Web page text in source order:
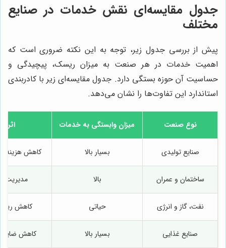
جدول مقایسه‌ای نقش خدمات در صنایع
مختلف
پیش از بررسی جدول زیر، توجه به این نکته ضروری است که
اهمیت خدمات در هر صنعت به میزان ریسک، پیچیدگی و
حساسیت آن حوزه بستگی دارد. جدول مقایسه‌ای زیر با کادربندی
استاندارد این تفاوت‌ها را نشان می‌دهد.
نوع صنعت میزان وابستگی به خدمات اثر
صنایع تولیدی بسیار بالا کاهش هزینه
ساختمان و عمران بالا مدیریت
نفت، گاز و انرژی حیاتی کاهش
صنایع غذایی بسیار بالا کاهش